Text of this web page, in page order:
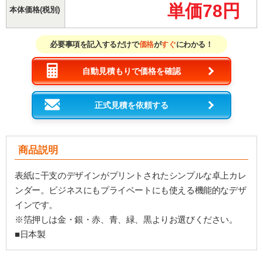
本体価格(税別) 単価78円
必要事項を記入するだけで価格がすぐにわかる！
自動見積もりで価格を確認
正式見積を依頼する
商品説明
表紙に干支のデザインがプリントされたシンプルな卓上カレ
ンダー。ビジネスにもプライベートにも使える機能的なデザ
インです。
※箔押しは金・銀・赤、青、緑、黒よりお選びください。
■日本製